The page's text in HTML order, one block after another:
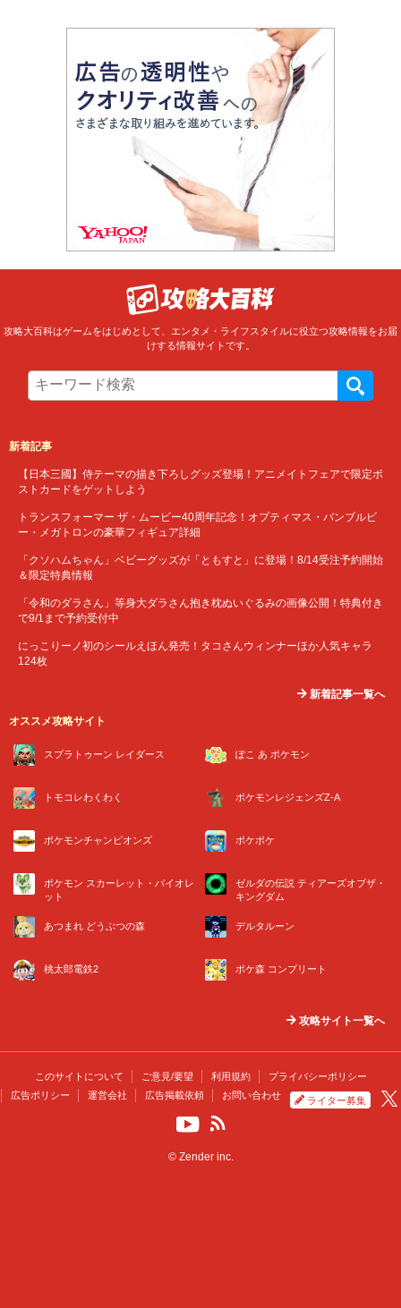
攻略大百科はゲームをはじめとして、エンタメ・ライフスタイルに役立つ攻略情報をお届
けする情報サイトです。
新着記事
【日本三國】侍テーマの描き下ろしグッズ登場！アニメイトフェアで限定ポ
ストカードをゲットしよう
トランスフォーマー ザ・ムービー40周年記念！オプティマス・バンブルビ
ー・メガトロンの豪華フィギュア詳細
「クソハムちゃん」ベビーグッズが「ともすと」に登場！8/14受注予約開始
＆限定特典情報
「令和のダラさん」等身大ダラさん抱き枕ぬいぐるみの画像公開！特典付き
で9/1まで予約受付中
にっこりーノ初のシールえほん発売！タコさんウィンナーほか人気キャラ
124枚
新着記事一覧へ
オススメ攻略サイト
スプラトゥーン レイダース ぽこ あ ポケモン
トモコレわくわく ポケモンレジェンズZ-A
ポケモンチャンピオンズ ポケポケ
ポケモン スカーレット・バイオレ
ット
ゼルダの伝説 ティアーズオブザ・
キングダム
あつまれ どうぶつの森 デルタルーン
桃太郎電鉄2 ポケ森 コンプリート
攻略サイト一覧へ
このサイトについて ご意見/要望 利用規約
プライバシーポリシー
広告ポリシー
運営会社 広告掲載依頼 お問い合わせ ライター募集
© Zender inc.